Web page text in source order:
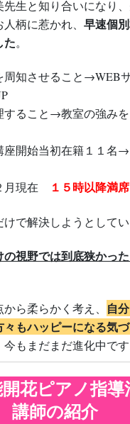
先生と知り合いになり
柄に惹かれ、 早速個
た。
周知させること→WEB
すること→教室の強み
座開始当初在籍１１名→
月現在 １５時以降満席
で解決しようとしてい
の視野では到底狭かっ
ら柔らかく考え、 自
もハッピーになる気
今もまだまだ進化中です
花ピアノ指導
講師の紹介